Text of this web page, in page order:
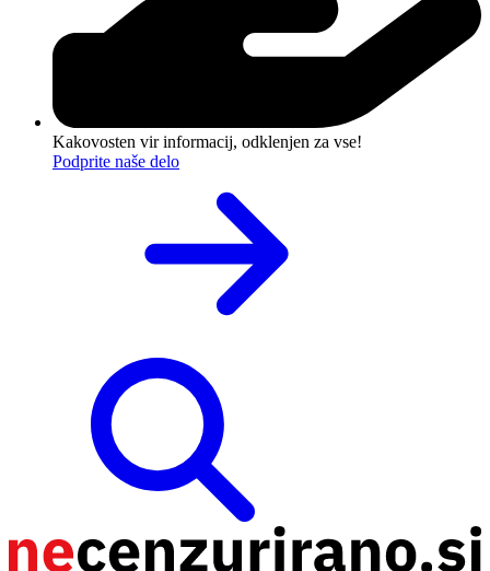
Kakovosten vir informacij, odklenjen za vse!
Podprite naše delo